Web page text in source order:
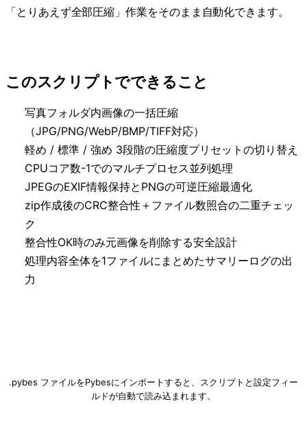
「とりあえず全部圧縮」作業をそのまま自動化できます。
このスクリプトでできること
写真フォルダ内画像の一括圧縮
（JPG/PNG/WebP/BMP/TIFF対応）
軽め / 標準 / 強め 3段階の圧縮度プリセットの切り替え
CPUコア数-1でのマルチプロセス並列処理
JPEGのEXIF情報保持とPNGの可逆圧縮最適化
zip作成後のCRC整合性＋ファイル数照合の二重チェッ
ク
整合性OK時のみ元画像を削除する安全設計
処理内容全体を1ファイルにまとめたサマリーログの出
力
.pybes ファイルをPybesにインポートすると、スクリプトと設定フィー
ルドが自動で読み込まれます。